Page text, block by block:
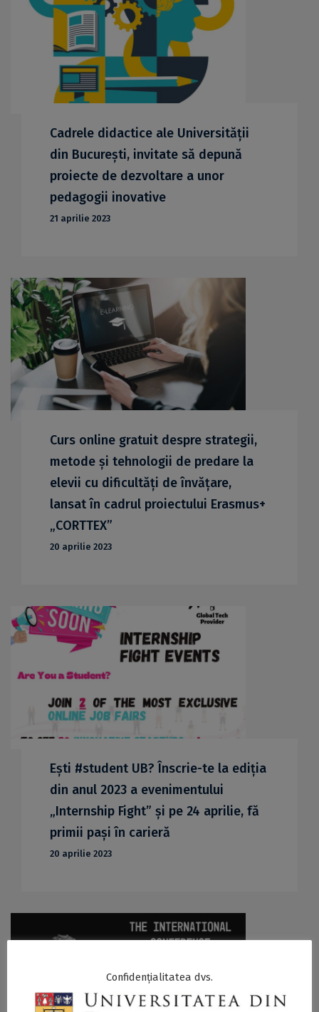
Cadrele didactice ale Universității
din București, invitate să depună
proiecte de dezvoltare a unor
pedagogii inovative
21 aprilie 2023
Curs online gratuit despre strategii,
metode și tehnologii de predare la
elevii cu dificultăți de învățare,
lansat în cadrul proiectului Erasmus+
„CORTTEX”
20 aprilie 2023
Ești #student UB? Înscrie-te la ediția
din anul 2023 a evenimentului
„Internship Fight” și pe 24 aprilie, fă
primii pași în carieră
20 aprilie 2023
Confidențialitatea dvs.